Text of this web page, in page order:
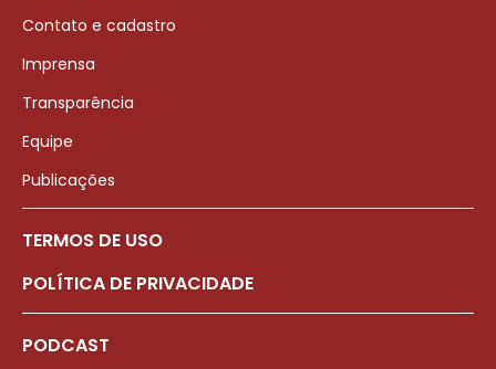
Contato e cadastro
Imprensa
Transparência
Equipe
Publicações
TERMOS DE USO
POLÍTICA DE PRIVACIDADE
PODCAST